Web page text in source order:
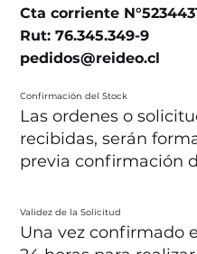
Cta corriente
Rut: 76.345.349-9
pedidos@reideo.cl
Confirmación del Stock
Las ordenes o
recibidas, serán
previa confirmación
Validez de la Solicitud
Una vez confirmado